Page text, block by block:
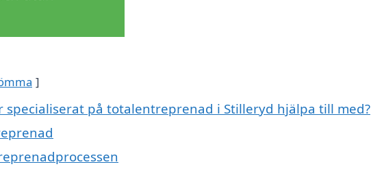
specialiserat på totalentreprenad i Stilleryd hjälpa till med?